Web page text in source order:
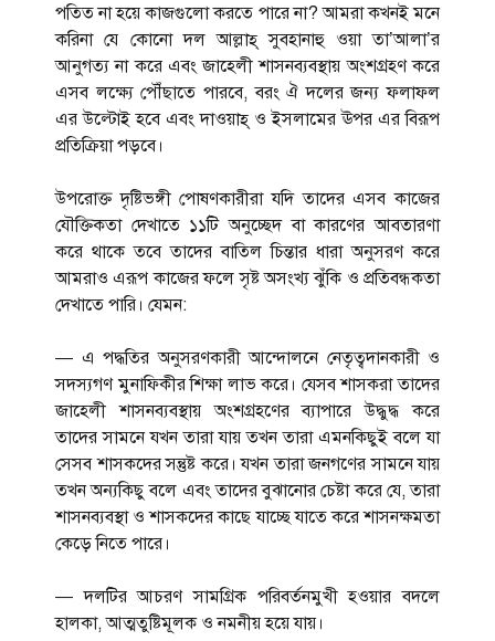
পতিত না হয়ে কাজগুলো করতে পারে না? আমরা কখনই মনে
করিনা যে কোনো দল আল্লাহ্ সুবহানাহু ওয়া তা’আলা’র
আনুগত্য না করে এবং জাহেলী শাসনব্যবস্থায় অংশগ্রহণ করে
এসব লক্ষ্যে পৌঁছাতে পারবে, বরং ঐ দলের জন্য ফলাফল
এর উল্টোই হবে এবং দাওয়াহ্ ও ইসলামের ঊপর এর বিরূপ
প্রতিক্রিয়া পড়বে।
উপরোক্ত দৃষ্টিভঙ্গী পোষণকারীরা যদি তাদের এসব কাজের
যৌক্তিকতা দেখাতে ১১টি অনুচ্ছেদ বা কারণের আবতারণা
করে থাকে তবে তাদের বাতিল চিন্তার ধারা অনুসরণ করে
আমরাও এরূপ কাজের ফলে সৃষ্ট অসংখ্য ঝুঁকি ও প্রতিবন্ধকতা
দেখাতে পারি। যেমন:
— এ পদ্ধতির অনুসরণকারী আন্দোলনে নেতৃত্বদানকারী ও
সদস্যগণ মুনাফিকীর শিক্ষা লাভ করে। যেসব শাসকরা তাদের
জাহেলী শাসনব্যবস্থায় অংশগ্রহণের ব্যাপারে উদ্ধুদ্ধ করে
তাদের সামনে যখন তারা যায় তখন তারা এমনকিছুই বলে যা
সেসব শাসকদের সন্তুষ্ট করে। যখন তারা জনগণের সামনে যায়
তখন অন্যকিছু বলে এবং তাদের বুঝানোর চেষ্টা করে যে, তারা
শাসনব্যবস্থা ও শাসকদের কাছে যাচ্ছে যাতে করে শাসনক্ষমতা
কেড়ে নিতে পারে।
— দলটির আচরণ সামগ্রিক পরিবর্তনমুখী হওয়ার বদলে
হালকা, আত্মতুষ্টিমূলক ও নমনীয় হয়ে যায়।